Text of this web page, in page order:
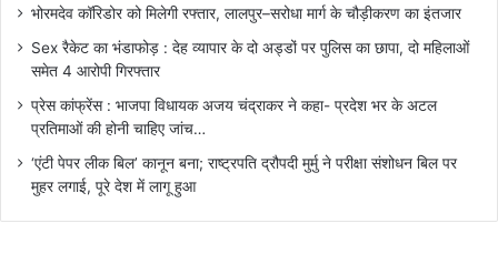
भोरमदेव कॉरिडोर को मिलेगी रफ्तार, लालपुर–सरोधा मार्ग के चौड़ीकरण का इंतजार
Sex रैकेट का भंडाफोड़ : देह व्यापार के दो अड्डों पर पुलिस का छापा, दो महिलाओं
समेत 4 आरोपी गिरफ्तार
प्रेस कांफ्रेंस : भाजपा विधायक अजय चंद्राकर ने कहा- प्रदेश भर के अटल
प्रतिमाओं की होनी चाहिए जांच…
‘एंटी पेपर लीक बिल’ कानून बना; राष्ट्रपति द्रौपदी मुर्मु ने परीक्षा संशोधन बिल पर
मुहर लगाई, पूरे देश में लागू हुआ